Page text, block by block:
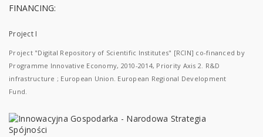
FINANCING:
Project I
Project "Digital Repository of Scientific Institutes" [RCIN] co-financed by
Programme Innovative Economy, 2010-2014, Priority Axis 2. R&D
infrastructure ; European Union. European Regional Development
Fund.